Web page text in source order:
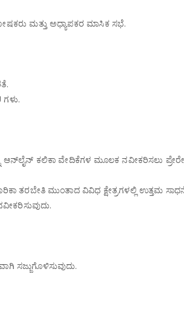
ಮತ್ತು ಅಧ್ಯಾಪಕರ ಮಾಸಿಕ ಸಭೆ.
ಆನ್‌ಲೈನ್ ಕಲಿಕಾ ವೇದಿಕೆಗಳ ಮೂಲಕ ನವೀಕರಿಸಲು
ತರಬೇತಿ ಮುಂತಾದ ವಿವಿಧ ಕ್ಷೇತ್ರಗಳಲ್ಲಿ ಉತ್ತಮ
ಸಜ್ಜುಗೊಳಿಸುವುದು.